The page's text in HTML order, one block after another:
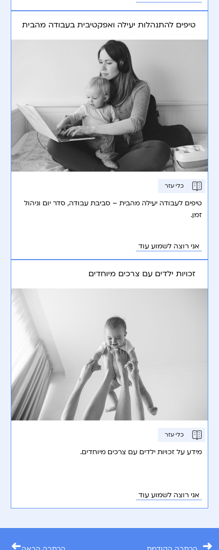
טיפים להתנהלות יעילה ואפקטיבית בעבודה מהבית
כלי עזר
טיפים לעבודה יעילה מהבית – סביבת עבודה, סדר יום וניהול
זמן.
אני רוצה לשמוע עוד
זכויות ילדים עם צרכים מיוחדים
כלי עזר
מידע על זכויות ילדים עם צרכים מיוחדים.
אני רוצה לשמוע עוד
→
←